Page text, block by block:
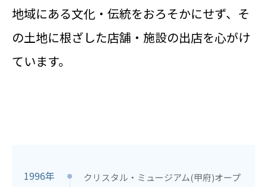
地域にある文化・伝統をおろそかにせず、そ
の土地に根ざした店舗・施設の出店を心がけ
ています。
1996年
クリスタル・ミュージアム(甲府)オープ